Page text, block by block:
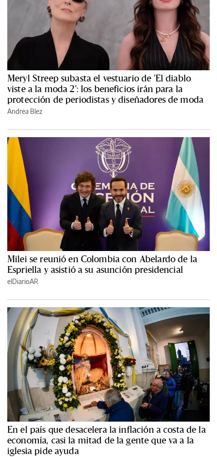
Meryl Streep subasta el vestuario de 'El diablo
viste a la moda 2': los beneficios irán para la
protección de periodistas y diseñadores de moda
Andrea Blez
Milei se reunió en Colombia con Abelardo de la
Espriella y asistió a su asunción presidencial
elDiarioAR
En el país que desacelera la inflación a costa de la
economía, casi la mitad de la gente que va a la
iglesia pide ayuda